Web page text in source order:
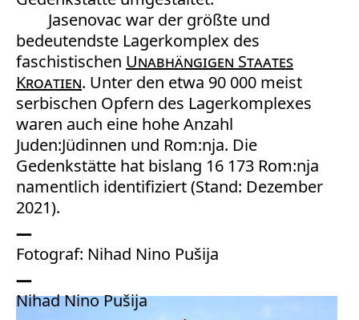
Jasenovac war der größte und
bedeutendste Lagerkomplex des
faschistischen Unabhängigen Staates
Kroatien. Unter den etwa 90 000 meist
serbischen Opfern des Lagerkomplexes
waren auch eine hohe Anzahl
Juden:Jüdinnen und Rom:nja. Die
Gedenkstätte hat bislang 16 173 Rom:nja
namentlich identifiziert (Stand: Dezember
2021).
Fotograf: Nihad Nino Pušija
Nihad Nino Pušija